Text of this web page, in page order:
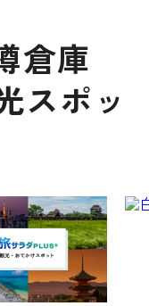
倉庫
スポッ